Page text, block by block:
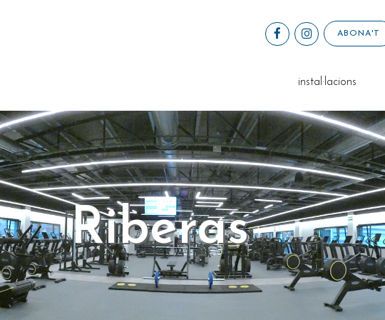
ABONA'T
instal·lacions
Riberas